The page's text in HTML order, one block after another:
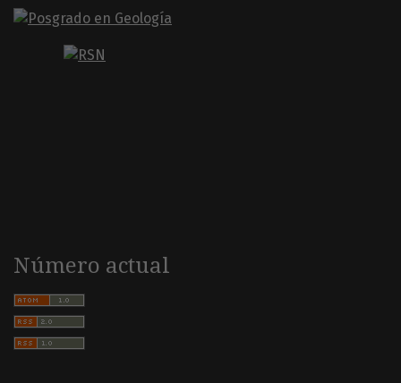
Número actual